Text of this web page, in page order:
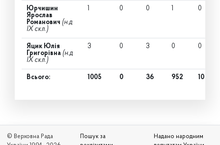
Юрчишин
Ярослав
Романович (н.д
IX скл.)
1 0 0 1 0
Яцик Юлія
Григорівна (н.д
IX скл.)
3 0 3 0 0
Всього: 1005 0 36 952 10
© Верховна Рада
Пошук за
Надано народним